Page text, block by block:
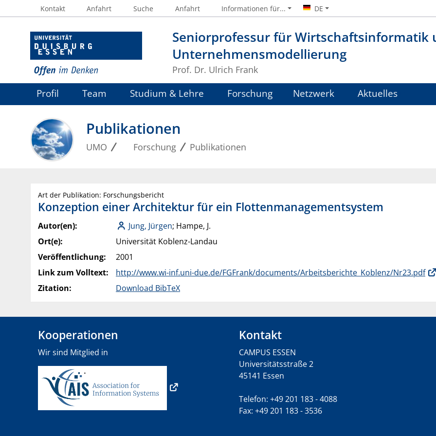
Seniorprofessur für Wirtschaftsinformatik
Unternehmensmodellierung
Prof. Dr. Ulrich Frank
Kontakt Anfahrt Suche Anfahrt Informationen für... DE
Profil Team Studium & Lehre Forschung Netzwerk Aktuelles
Publikationen
UMO Forschung Publikationen
Art der Publikation: Forschungsbericht
Konzeption einer Architektur für ein Flottenmanagementsystem
Autor(en): Jung, Jürgen; Hampe, J.
Ort(e):
Universität Koblenz-Landau
Veröffentlichung:
2001
Link zum Volltext:
http://www.wi-inf.uni-due.de/FGFrank/documents/Arbeitsberichte_Koblenz/Nr23.pdf
Zitation:
Download BibTeX
Kooperationen
Wir sind Mitglied in
Kontakt
CAMPUS ESSEN
Universitätsstraße 2
45141 Essen
Telefon: +49 201 183 - 4088
Fax: +49 201 183 - 3536